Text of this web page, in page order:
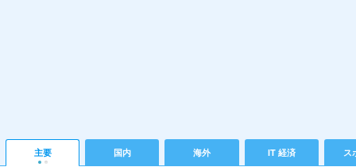
主要 国内 海外 IT 経済 ス